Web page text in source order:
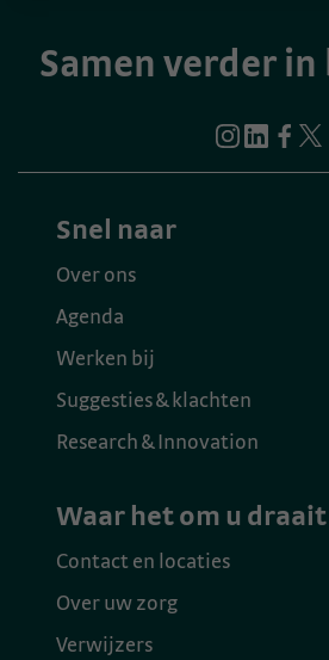
Samen verder
Snel naar
Over ons
Agenda
Werken bij
Suggesties & klachten
Research & Innovation
Waar het om u draait
Contact en locaties
Over uw zorg
Verwijzers